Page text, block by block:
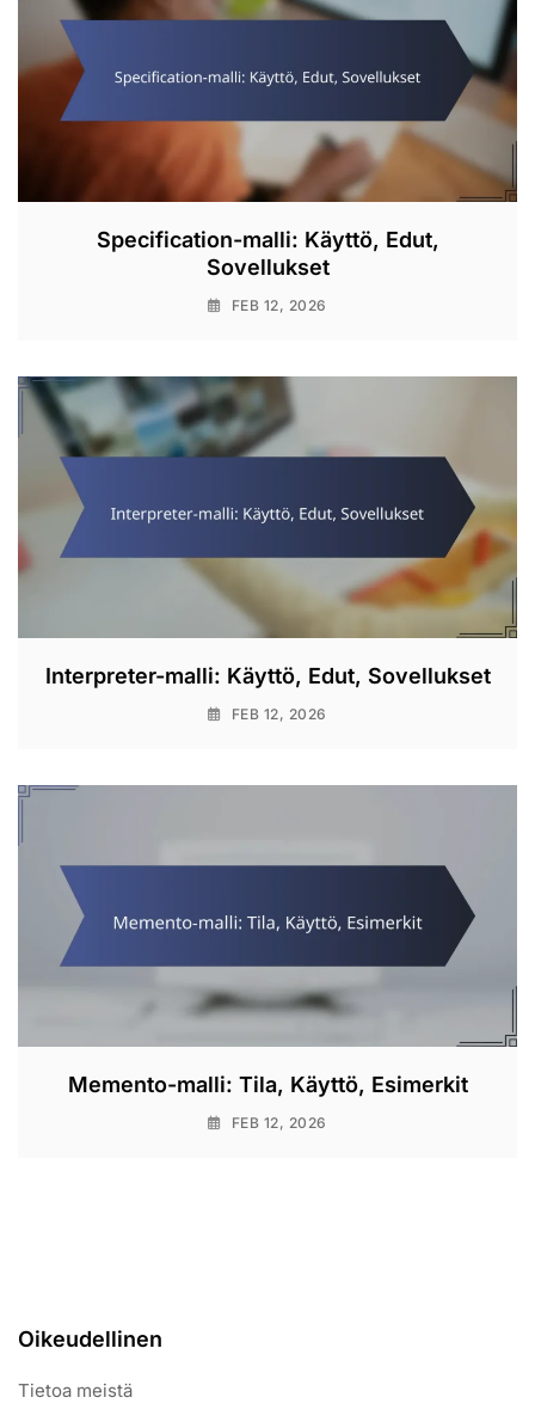
Specification-malli: Käyttö, Edut,
Sovellukset
FEB 12, 2026
Interpreter-malli: Käyttö, Edut, Sovellukset
FEB 12, 2026
Memento-malli: Tila, Käyttö, Esimerkit
FEB 12, 2026
Oikeudellinen
Tietoa meistä